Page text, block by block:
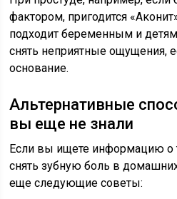
фактором, пригодится
подходит беременным и
снять неприятные ощущения,
основание.
Альтернативные
вы еще не знали
Если вы ищете информацию
снять зубную боль в
еще следующие советы: